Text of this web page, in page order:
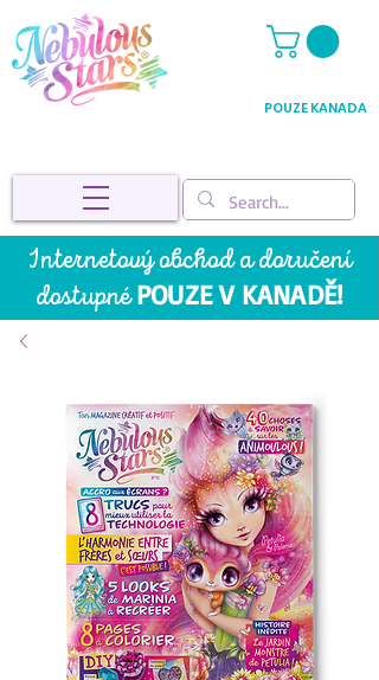
POUZE KANADA
Internetový obchod a doručení
dostupnéPOUZE V KANADĚ!